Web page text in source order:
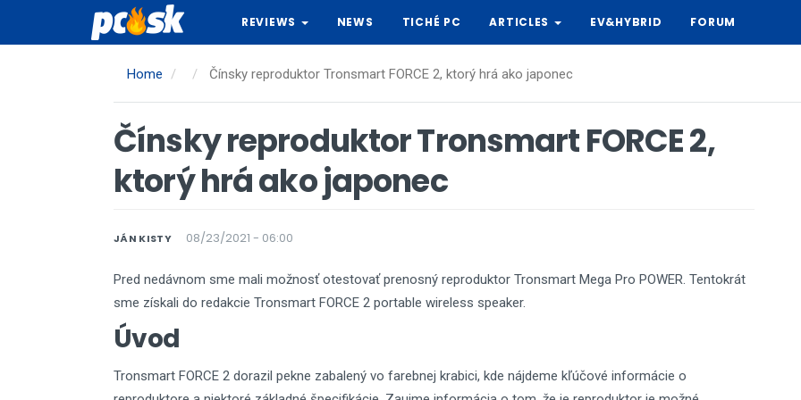
main
REVIEWS NEWS TICHÉ PC ARTICLES EV&HYBRID FORUM
Home Čínsky reproduktor Tronsmart FORCE 2, ktorý hrá ako japonec
Čínsky reproduktor Tronsmart FORCE 2,
ktorý hrá ako japonec
JÁN KISTY 08/23/2021 - 06:00
Pred nedávnom sme mali možnosť otestovať prenosný reproduktor Tronsmart Mega Pro POWER. Tentokrát
sme získali do redakcie Tronsmart FORCE 2 portable wireless speaker.
Úvod
Tronsmart FORCE 2 dorazil pekne zabalený vo farebnej krabici, kde nájdeme kľúčové informácie o